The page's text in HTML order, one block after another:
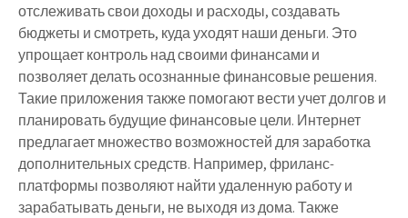
отслеживать свои доходы и расходы, создавать
бюджеты и смотреть, куда уходят наши деньги. Это
упрощает контроль над своими финансами и
позволяет делать осознанные финансовые решения.
Такие приложения также помогают вести учет долгов и
планировать будущие финансовые цели. Интернет
предлагает множество возможностей для заработка
дополнительных средств. Например, фриланс-
платформы позволяют найти удаленную работу и
зарабатывать деньги, не выходя из дома. Также